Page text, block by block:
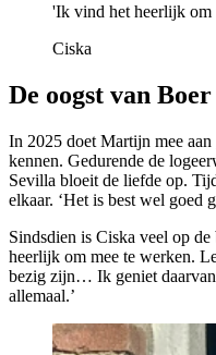
'Ik vind het heerlijk om
Ciska
De oogst van
In 2025 doet Martijn mee aan
kennen. Gedurende de
Sevilla bloeit de liefde op.
elkaar. ‘Het is best wel goed
Sindsdien is Ciska veel op
heerlijk om mee te werken.
bezig zijn… Ik geniet
allemaal.’